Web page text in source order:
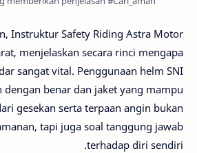
Instruktur Safety Riding Astra Motor
menjelaskan secara rinci mengapa
sangat vital. Penggunaan helm SNI
dengan benar dan jaket yang mampu
gesekan serta terpaan angin bukan
tapi juga soal tanggung jawab
terhadap diri sendiri.